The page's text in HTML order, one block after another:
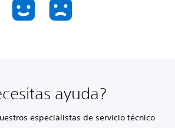
ayuda?
especialistas de servicio técnico